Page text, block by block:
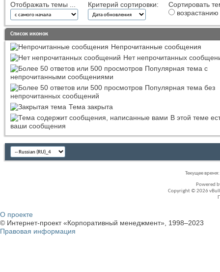
Отображать темы ... Критерий сортировки:
Сортировать
возрастанию
Список иконок
Непрочитанные сообщения
Нет непрочитанных
Популярная тема с
непрочитанными сообщениями
Популярная тема без
непрочитанных сообщений
Тема закрыта
В этой теме
ваши сообщения
Текущее время:
Powered
Copyright © 2026
О проекте
© Интернет-проект «Корпоративный менеджмент», 1998–2023
Правовая информация